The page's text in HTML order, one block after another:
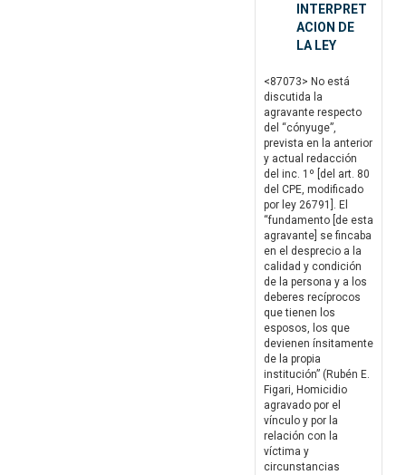
INTERPRET
ACION DE
LA LEY
<87073> No está
discutida la
agravante respecto
del “cónyuge”,
prevista en la anterior
y actual redacción
del inc. 1º [del art. 80
del CPE, modificado
por ley 26791]. El
“fundamento [de esta
agravante] se fincaba
en el desprecio a la
calidad y condición
de la persona y a los
deberes recíprocos
que tienen los
esposos, los que
devienen ínsitamente
de la propia
institución” (Rubén E.
Figari, Homicidio
agravado por el
vínculo y por la
relación con la
víctima y
circunstancias